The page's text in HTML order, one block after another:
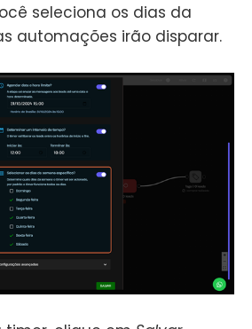
seleciona os dias da
automações irão disparar.